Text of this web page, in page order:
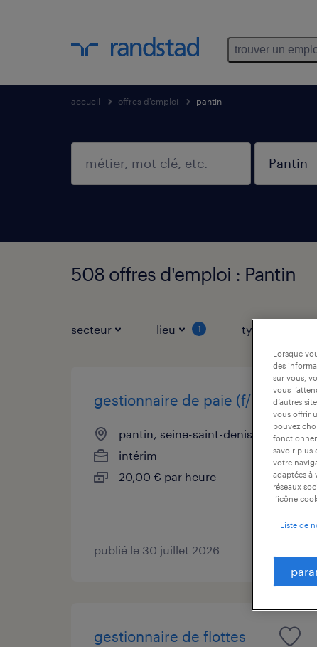
trouver un
accueil offres d'emploi pantin
508 offres d'emploi : Pantin
secteur lieu 1 type de
gestionnaire de paie (f/h)
pantin, seine-saint-denis
intérim
20,00 € par heure
publié le 30 juillet 2026
gestionnaire de flottes
Lorsque
des
sur vous,
vous
d’autres
vous offrir
pouvez
savoir plus
votre
adaptées à
réseaux
l’icône
Liste de